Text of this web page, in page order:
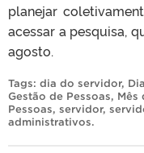
planejar
acessar a pesquisa,
agosto.
Tags: dia do servidor,
Gestão de Pessoas, Mês
Pessoas, servidor,
administrativos.